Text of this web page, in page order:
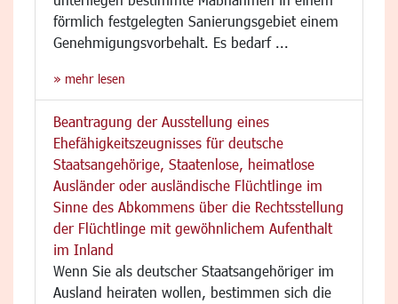
förmlich festgelegten Sanierungsgebiet einem
Genehmigungsvorbehalt. Es bedarf ...
» mehr lesen
Beantragung der Ausstellung eines
Ehefähigkeitszeugnisses für deutsche
Staatsangehörige, Staatenlose, heimatlose
Ausländer oder ausländische Flüchtlinge im
Sinne des Abkommens über die Rechtsstellung
der Flüchtlinge mit gewöhnlichem Aufenthalt
im Inland
Wenn Sie als deutscher Staatsangehöriger im
Ausland heiraten wollen, bestimmen sich die